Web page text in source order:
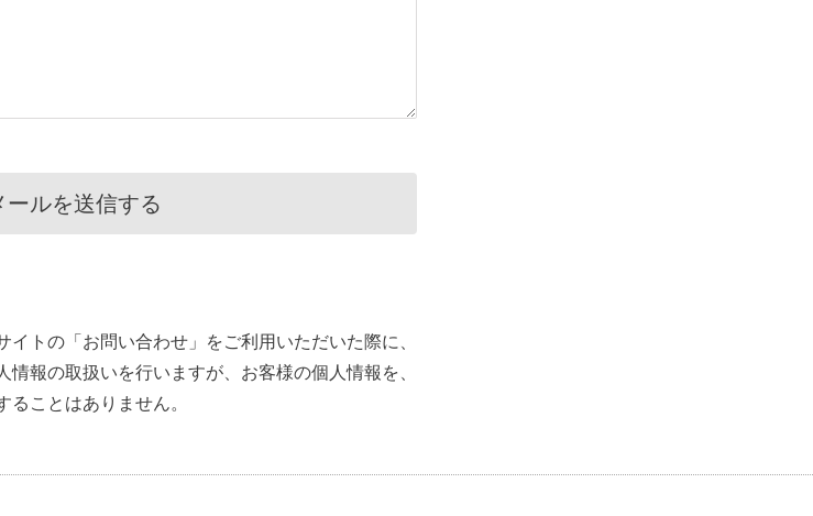
トの「お問い合わせ」をご利用いただいた際に、
報の取扱いを行いますが、お客様の個人情報を、
ることはありません。